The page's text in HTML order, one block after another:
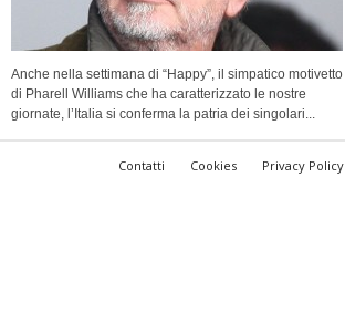
Anche nella settimana di “Happy”, il simpatico motivetto
di Pharell Williams che ha caratterizzato le nostre
giornate, l’Italia si conferma la patria dei singolari...
Contatti Cookies Privacy Policy